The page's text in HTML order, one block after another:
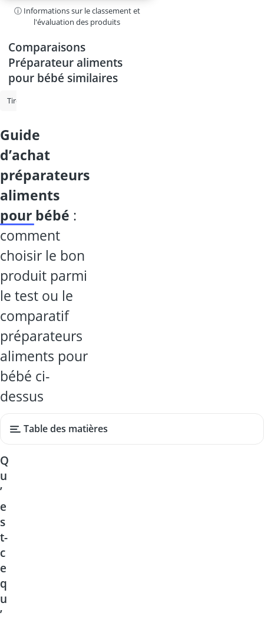
ⓘ Informations sur le classement et
l'évaluation des produits
Comparaisons
Préparateur aliments
pour bébé similaires
Tire-lait électrique
guide
d’achat
préparateurs
aliments
pour bébé :
comment
choisir le bon
produit parmi
le test ou le
comparatif
préparateurs
aliments pour
bébé ci-
dessus
Table des matières
Q
u
’
e
s
t-
c
e
q
u
’